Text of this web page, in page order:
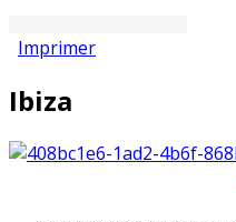
Imprimer
Ibiza